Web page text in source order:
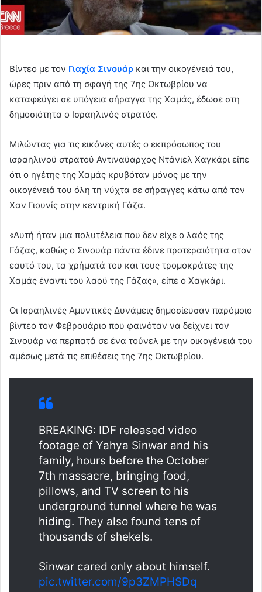
Βίντεο με τον Γιαχία Σινουάρ και την οικογένειά του,
ώρες πριν από τη σφαγή της 7ης Οκτωβρίου να
καταφεύγει σε υπόγεια σήραγγα της Χαμάς, έδωσε στη
δημοσιότητα ο Ισραηλινός στρατός.
Μιλώντας για τις εικόνες αυτές ο εκπρόσωπος του
ισραηλινού στρατού Αντιναύαρχος Ντάνιελ Χαγκάρι είπε
ότι ο ηγέτης της Χαμάς κρυβόταν μόνος με την
οικογένειά του όλη τη νύχτα σε σήραγγες κάτω από τον
Χαν Γιουνίς στην κεντρική Γάζα.
«Αυτή ήταν μια πολυτέλεια που δεν είχε ο λαός της
Γάζας, καθώς ο Σινουάρ πάντα έδινε προτεραιότητα στον
εαυτό του, τα χρήματά του και τους τρομοκράτες της
Χαμάς έναντι του λαού της Γάζας», είπε ο Χαγκάρι.
Οι Ισραηλινές Αμυντικές Δυνάμεις δημοσίευσαν παρόμοιο
βίντεο τον Φεβρουάριο που φαινόταν να δείχνει τον
Σινουάρ να περπατά σε ένα τούνελ με την οικογένειά του
αμέσως μετά τις επιθέσεις της 7ης Οκτωβρίου.
BREAKING: IDF released video
footage of Yahya Sinwar and his
family, hours before the October
7th massacre, bringing food,
pillows, and TV screen to his
underground tunnel where he was
hiding. They also found tens of
thousands of shekels.
Sinwar cared only about himself.
pic.twitter.com/9p3ZMPHSDq